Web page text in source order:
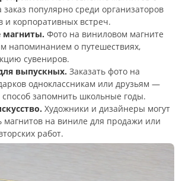
популярно среди организаторов
и корпоративных встреч.
магниты. Фото на виниловом магните
напоминанием о путешествиях,
сувениров.
выпускных. Заказать фото на
одноклассникам или друзьям —
запомнить школьные годы.
Художники и дизайнеры могут
магнитов на виниле для продажи или
работ.